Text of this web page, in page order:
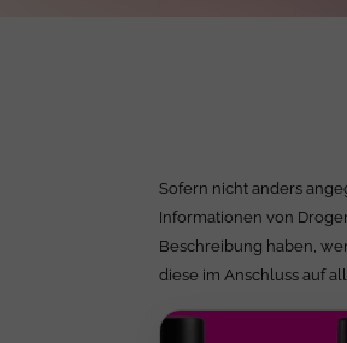
Sofern nicht anders
Informationen von
Beschreibung haben,
diese im Anschluss auf